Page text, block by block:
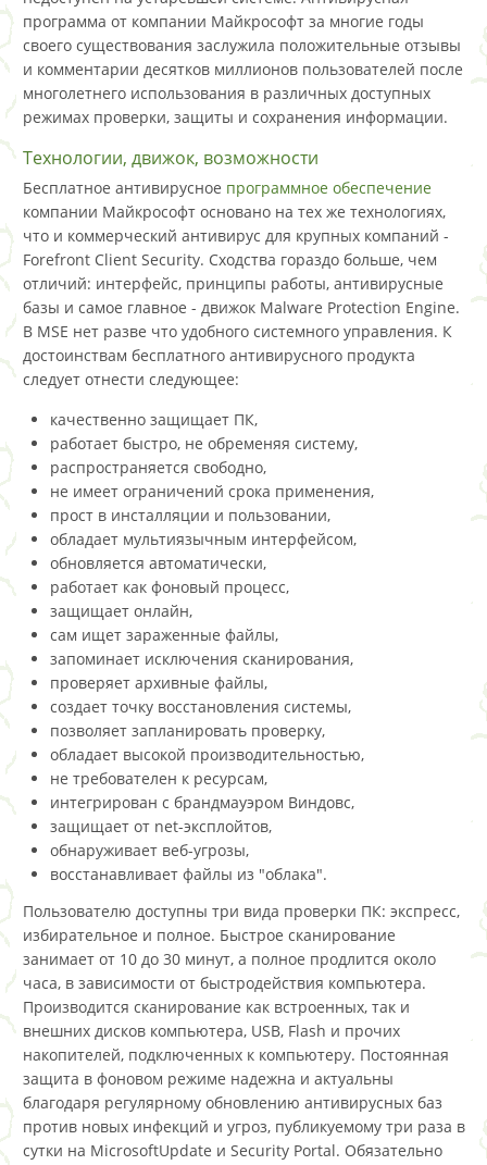
программа от компании Майкрософт за многие годы
своего существования заслужила положительные отзывы
и комментарии десятков миллионов пользователей после
многолетнего использования в различных доступных
режимах проверки, защиты и сохранения информации.
Технологии, движок, возможности
Бесплатное антивирусное программное обеспечение
компании Майкрософт основано на тех же технологиях,
что и коммерческий антивирус для крупных компаний -
Forefront Client Security. Сходства гораздо больше, чем
отличий: интерфейс, принципы работы, антивирусные
базы и самое главное - движок Malware Protection Engine.
В MSE нет разве что удобного системного управления. К
достоинствам бесплатного антивирусного продукта
следует отнести следующее:
качественно защищает ПК,
работает быстро, не обременяя систему,
распространяется свободно,
не имеет ограничений срока применения,
прост в инсталляции и пользовании,
обладает мультиязычным интерфейсом,
обновляется автоматически,
работает как фоновый процесс,
защищает онлайн,
сам ищет зараженные файлы,
запоминает исключения сканирования,
проверяет архивные файлы,
создает точку восстановления системы,
позволяет запланировать проверку,
обладает высокой производительностью,
не требователен к ресурсам,
интегрирован с брандмауэром Виндовс,
защищает от net-эксплойтов,
обнаруживает веб-угрозы,
восстанавливает файлы из "облака".
Пользователю доступны три вида проверки ПК: экспресс,
избирательное и полное. Быстрое сканирование
занимает от 10 до 30 минут, а полное продлится около
часа, в зависимости от быстродействия компьютера.
Производится сканирование как встроенных, так и
внешних дисков компьютера, USB, Flash и прочих
накопителей, подключенных к компьютеру. Постоянная
защита в фоновом режиме надежна и актуальны
благодаря регулярному обновлению антивирусных баз
против новых инфекций и угроз, публикуемому три раза в
сутки на MicrosoftUpdate и Security Portal. Обязательно